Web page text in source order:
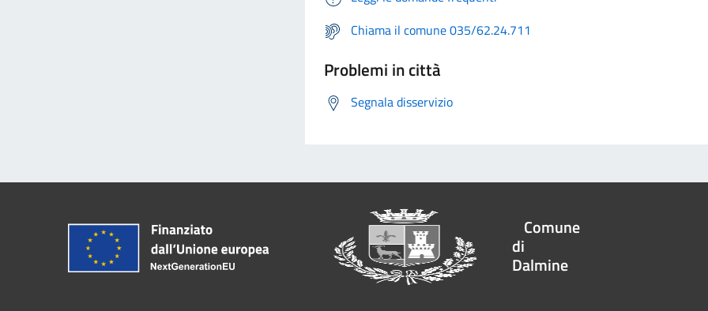
Chiama il comune 035/62.24.711
Problemi in città
Segnala disservizio
Comune
di
Dalmine